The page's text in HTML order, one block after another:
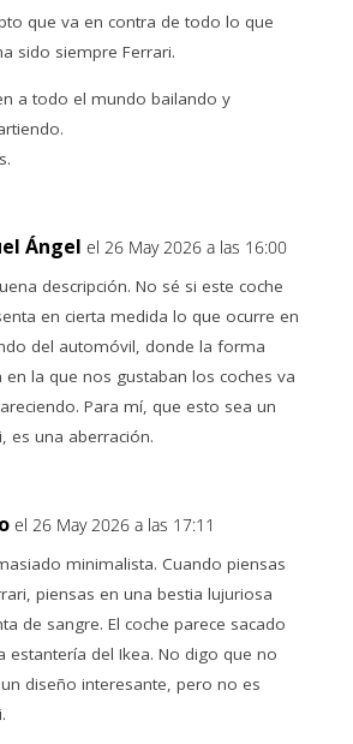
que va en contra de todo lo que
sido siempre Ferrari.
a todo el mundo bailando y
Ángel el 26 May 2026 a las 16:00
descripción. No sé si este coche
en cierta medida lo que ocurre en
del automóvil, donde la forma
en la que nos gustaban los coches va
Para mí, que esto sea un
es una aberración.
el 26 May 2026 a las 17:11
minimalista. Cuando piensas
piensas en una bestia lujuriosa
de sangre. El coche parece sacado
estantería del Ikea. No digo que no
diseño interesante, pero no es